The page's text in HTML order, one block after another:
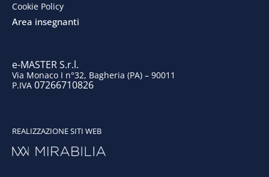
k
Cookie Policy
Area insegnanti
e-MASTER S.r.l.
Via Monaco I n°32, Bagheria (PA) – 90011
P.IVA 07266710826
REALIZZAZIONE SITI WEB